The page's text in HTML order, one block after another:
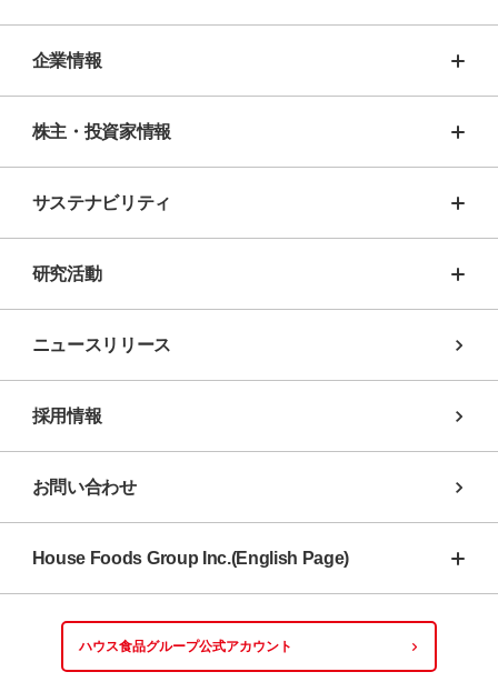
企業情報
株主・投資家情報
サステナビリティ
研究活動
ニュースリリース
採用情報
お問い合わせ
House Foods Group Inc.(English Page)
ハウス食品グループ公式アカウント